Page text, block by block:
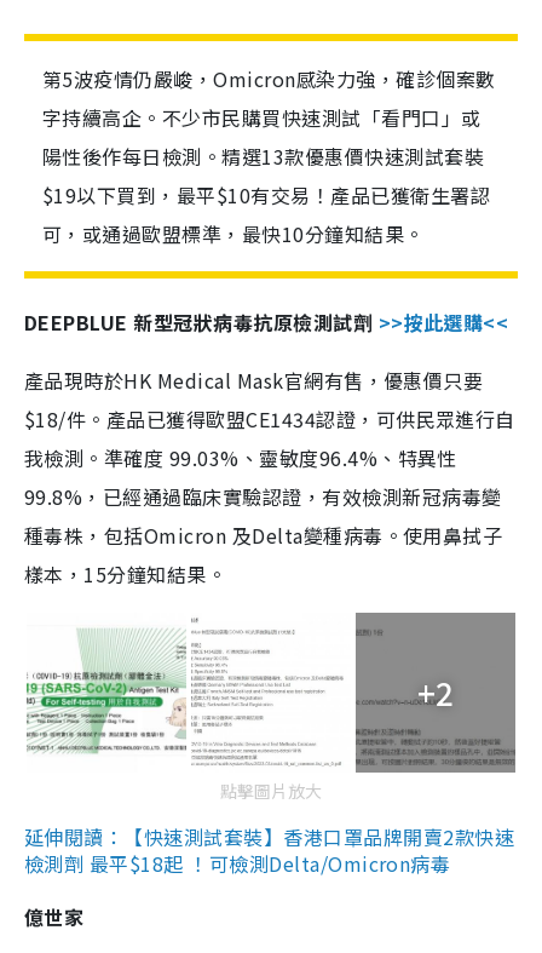
第5波疫情仍嚴峻，Omicron感染力強，確診個案數
字持續高企。不少市民購買快速測試「看門口」或
陽性後作每日檢測。精選13款優惠價快速測試套裝
$19以下買到，最平$10有交易！產品已獲衛生署認
可，或通過歐盟標準，最快10分鐘知結果。
DEEPBLUE 新型冠狀病毒抗原檢測試劑 >>按此選購<<
產品現時於HK Medical Mask官網有售，優惠價只要
$18/件。產品已獲得歐盟CE1434認證，可供民眾進行自
我檢測。準確度 99.03%、靈敏度96.4%、特異性
99.8%，已經通過臨床實驗認證，有效檢測新冠病毒變
種毒株，包括Omicron 及Delta變種病毒。使用鼻拭子
樣本，15分鐘知結果。
+2
點擊圖片放大
延伸閱讀：【快速測試套裝】香港口罩品牌開賣2款快速
檢測劑 最平$18起 ！可檢測Delta/Omicron病毒
億世家